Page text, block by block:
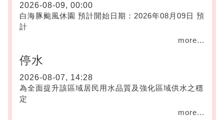
2026-08-09, 00:00
白海豚颱風休園 預計開始日期：2026年08月09日 預
計
more...
停水
2026-08-07, 14:28
為全面提升該區域居民用水品質及強化區域供水之穩
定
more...